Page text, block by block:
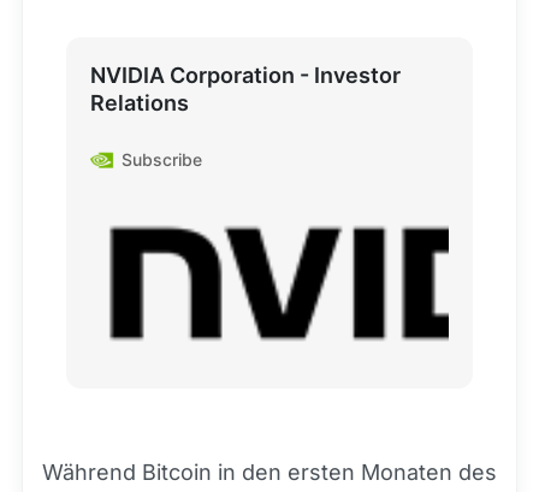
NVIDIA Corporation - Investor
Relations
Subscribe
Während Bitcoin in den ersten Monaten des